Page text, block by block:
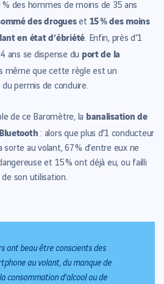
des hommes de moins de 35 ans
des drogueset 15 % des moins
en état d’ébriété. Enfin, près d’1
ans se dispense du port de la
même que cette règle est un
permis de conduire.
de ce Baromètre, la banalisation de
: alors que plus d’1 conducteur
sorte au volant, 67 % d’entre eux ne
et 15 % ont déjà eu, ou failli
de son utilisation.
ont beau être conscients des
au volant, du manque de
consommation d’alcool ou de